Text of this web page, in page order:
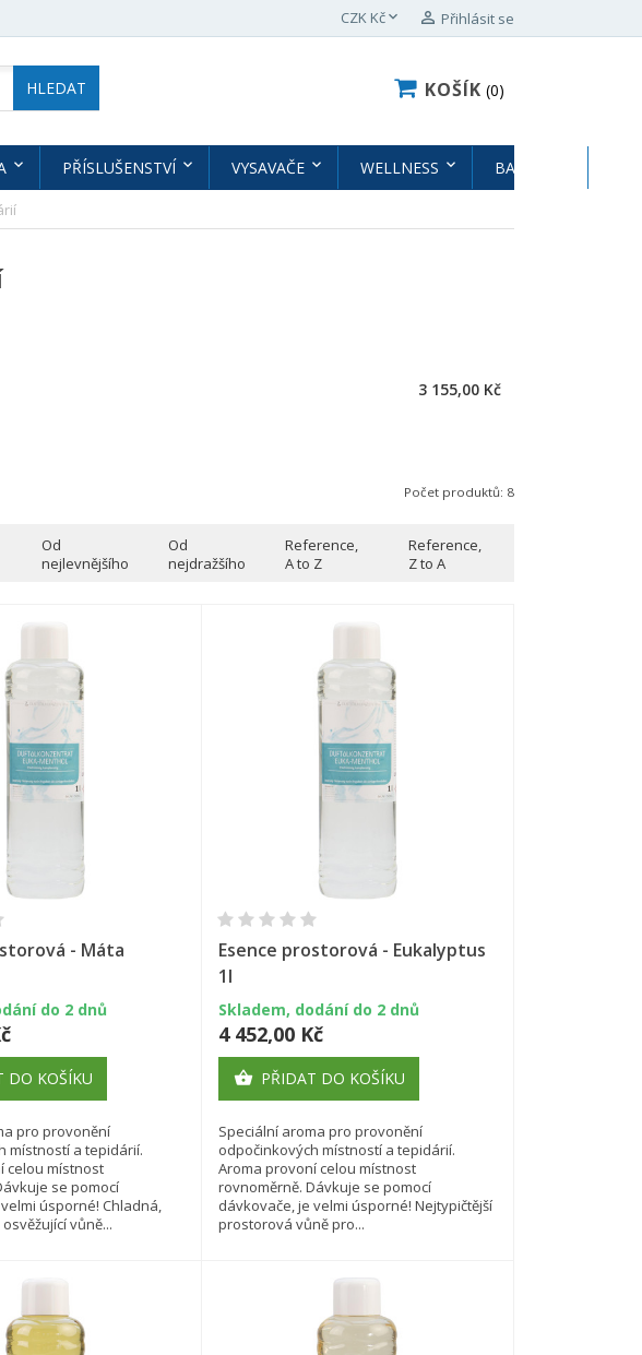
CZK Kč  Přihlásit se
HLEDAT KOŠÍK 0
PŘÍSLUŠENSTVÍ VYSAVAČE WELLNESS BAZÉNY
3 155,00 Kč
Počet produktů: 8
Od
nejlevnějšího
Od
nejdražšího
Reference,
A to Z
Reference,
Z to A
- Máta
do 2 dnů
DO KOŠÍKU
pro provonění
místností a tepidárií.
celou místnost
se pomocí
úsporné! Chladná,
vůně...
Esence prostorová - Eukalyptus
1l
Skladem, dodání do 2 dnů
4 452,00 Kč
 PŘIDAT DO KOŠÍKU
Speciální aroma pro provonění
odpočinkových místností a tepidárií.
Aroma provoní celou místnost
rovnoměrně. Dávkuje se pomocí
dávkovače, je velmi úsporné! Nejtypičtější
prostorová vůně pro...